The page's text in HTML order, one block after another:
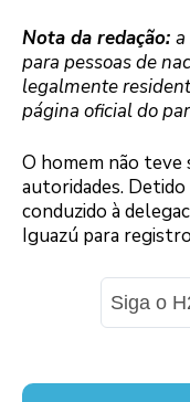
Nota da redação:
para pessoas de
legalmente
página oficial do
O homem não teve
autoridades.
conduzido à
Iguazú para
Siga o